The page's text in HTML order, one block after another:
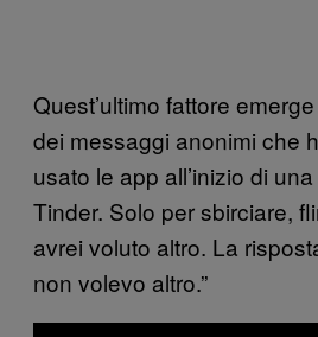
Quest’ultimo fattore
dei messaggi anonimi che
usato le app all’inizio di
Tinder. Solo per sbirciare,
avrei voluto altro. La
non volevo altro.”